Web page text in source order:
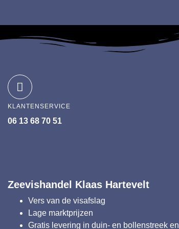
KLANTENSERVICE
06 13 68 70 51
Zeevishandel Klaas Hartevelt
Vers van de visafslag
Lage marktprijzen
Gratis levering in duin- en bollenstreek en